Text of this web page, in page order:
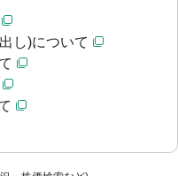
し)について